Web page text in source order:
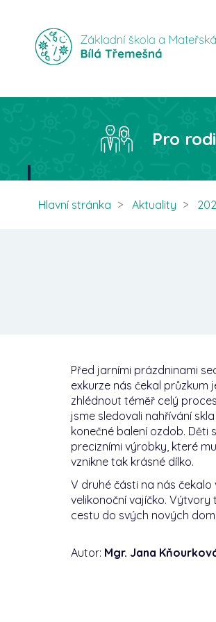
Pro
Hlavní stránka Aktuality
Před jarními prázdninami
exkurze nás čekal průzkum
zhlédnout téměř celý
jsme sledovali nahřívání
konečné balení ozdob. Děti
precizními výrobky, které
vznikne tak krásné dílko.
V druhé části na nás
velikonoční vajíčko. Výtvory
cestu do svých nových
Autor: Mgr. Jana